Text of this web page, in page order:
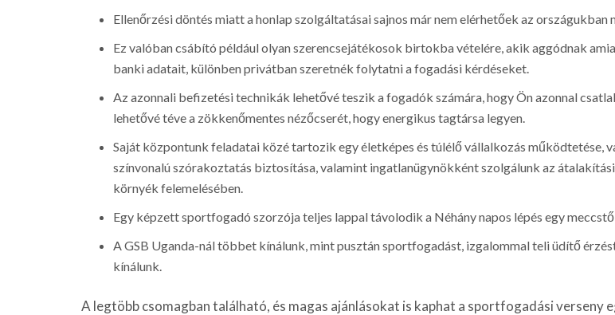
Ellenőrzési döntés miatt a honlap szolgáltatásai sajnos már nem elérhetőek az országukban
Ez valóban csábító például olyan szerencsejátékosok birtokba vételére, akik aggódnak
banki adatait, különben privátban szeretnék folytatni a fogadási kérdéseket.
Az azonnali befizetési technikák lehetővé teszik a fogadók számára, hogy Ön azonnal
lehetővé téve a zökkenőmentes nézőcserét, hogy energikus tagtársa legyen.
Saját központunk feladatai közé tartozik egy életképes és túlélő vállalkozás működtetése,
színvonalú szórakoztatás biztosítása, valamint ingatlanügynökként szolgálunk az
környék felemelésében.
Egy képzett sportfogadó szorzója teljes lappal távolodik a Néhány napos lépés egy
A GSB Uganda-nál többet kínálunk, mint pusztán sportfogadást, izgalommal teli üdítő
kínálunk.
A legtöbb csomagban található, és magas ajánlásokat is kaphat a sportfogadási verseny